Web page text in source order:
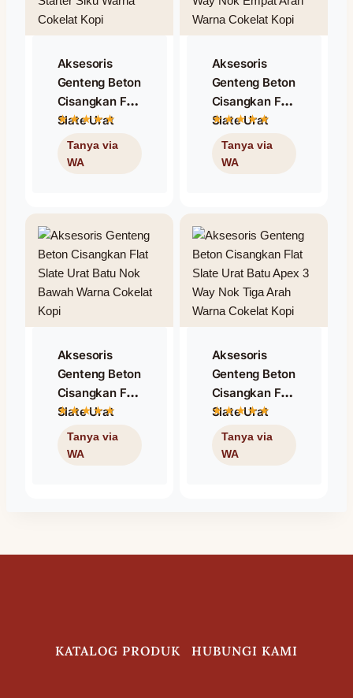
Aksesoris
Genteng Beton
Cisangkan Flat
Slate Urat
Batu Nok
Starter Siku
Aksesoris
Genteng Beton
Cisangkan Flat
Slate Urat
Batu Apex 4
Way Nok
Aksesoris
Genteng Beton
Cisangkan Flat
Slate Urat
Batu Nok
Bawah Warna
Aksesoris
Genteng Beton
Cisangkan Flat
Slate Urat
Batu Apex 3
Way Nok Tiga
KATALOG PRODUK HUBUNGI KAMI